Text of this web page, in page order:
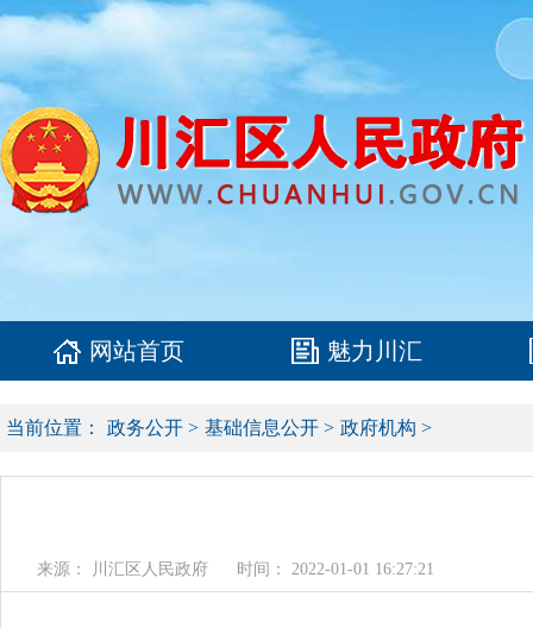
网站首页 魅力川汇
当前位置： 政务公开 > 基础信息公开 > 政府机构 >
来源： 川汇区人民政府 时间： 2022-01-01 16:27:21